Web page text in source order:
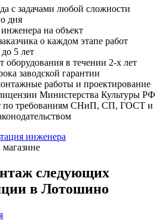
с задачами любой сложности
дня
на объект
о каждом этапе работ
5 лет
оборудования в течении 2-х лет
заводской гарантии
работы и проектирование
Министерства Культуры РФ
по требованиям СНиП, СП, ГОСТ и
инженера
следующих
в Лотошино